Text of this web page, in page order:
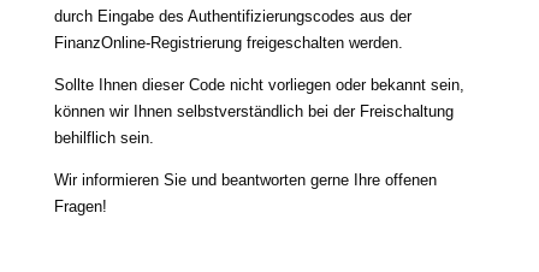
durch Eingabe des Authentifizierungscodes aus der
FinanzOnline-Registrierung frei­ge­schal­ten werden.
Sollte Ihnen die­ser Code nicht vor­lie­gen oder bekannt sein,
kön­nen wir Ihnen selbst­ver­ständ­lich bei der Freischaltung
behilf­lich sein.
Wir infor­mie­ren Sie und beant­wor­ten ger­ne Ihre offe­nen
Fragen!